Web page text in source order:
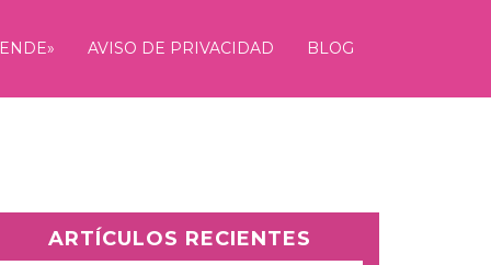
AVISO DE PRIVACIDAD BLOG
ARTÍCULOS RECIENTES